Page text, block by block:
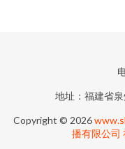
地址：福建省
Copyright © 2026
播有限公司